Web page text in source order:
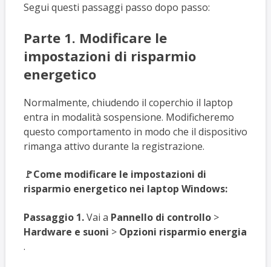
Segui questi passaggi passo dopo passo:
Parte 1. Modificare le
impostazioni di risparmio
energetico
Normalmente, chiudendo il coperchio il laptop
entra in modalità sospensione. Modificheremo
questo comportamento in modo che il dispositivo
rimanga attivo durante la registrazione.
🚩Come modificare le impostazioni di
risparmio energetico nei laptop Windows:
Passaggio 1.Vai a Pannello di controllo>
Hardware e suoni > Opzioni risparmio energia
.